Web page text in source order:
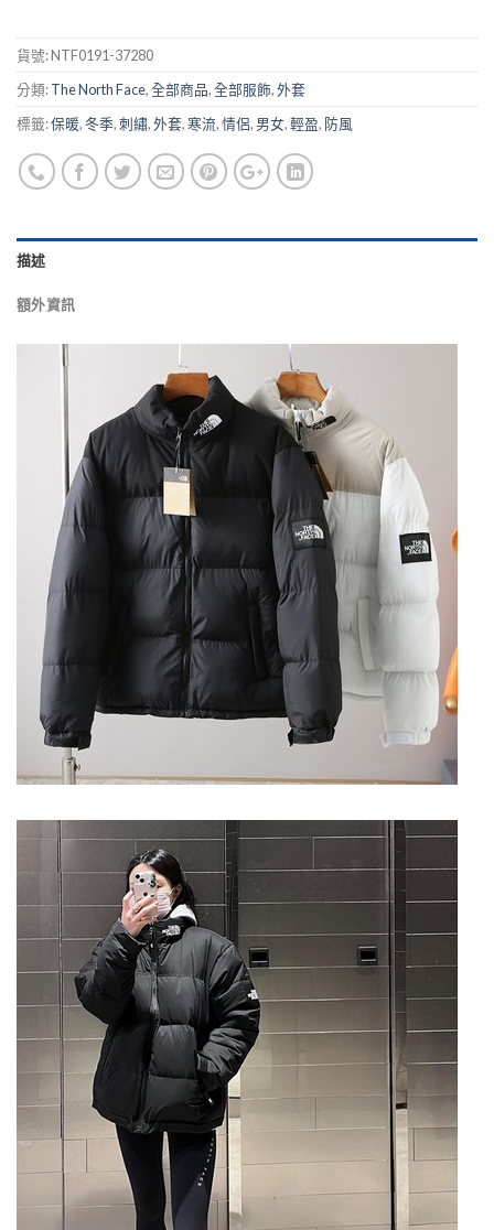
貨號:NTF0191-37280
分類:The North Face,全部商品,全部服飾,外套
標籤:保暖,冬季,刺繡,外套,寒流,情侶, 男女,輕盈, 防風
描述
額外資訊